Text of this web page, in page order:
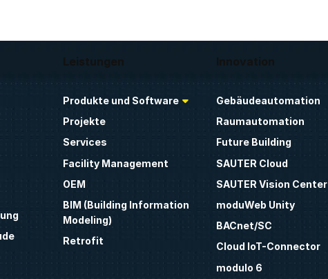
Leistungen
Produkte und Software
Projekte
Services
Facility Management
OEM
BIM (Building Information
Modeling)
Retrofit
Innovation
Gebäudeautomation
Raumautomation
Future Building
SAUTER Cloud
SAUTER Vision Center
moduWeb Unity
BACnet/SC
Cloud IoT-Connector
modulo 6